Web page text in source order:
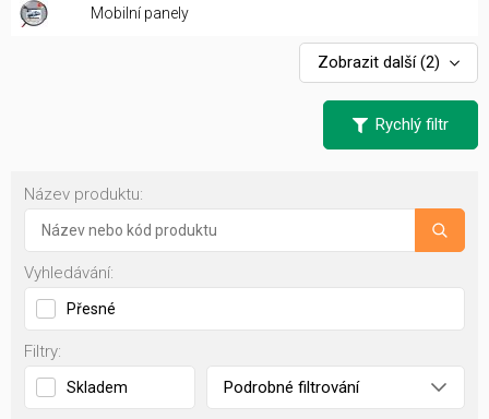
Mobilní panely
Zobrazit další(2)
Rychlý filtr
Název produktu:
Vyhledávání:
Přesné
Filtry:
Skladem Podrobné filtrování